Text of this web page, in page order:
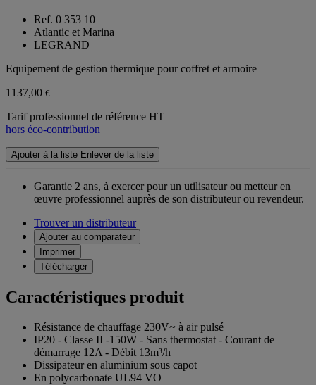
Ref. 0 353 10
Atlantic et Marina
LEGRAND
Equipement de gestion thermique pour coffret et armoire
1137,00 €
Tarif professionnel de référence HT
hors éco-contribution
Ajouter à la liste Enlever de la liste
Garantie 2 ans, à exercer pour un utilisateur ou metteur en
œuvre professionnel auprès de son distributeur ou revendeur.
Trouver un distributeur
Ajouter au comparateur
Imprimer
Télécharger
Caractéristiques produit
Résistance de chauffage 230V~ à air pulsé
IP20 - Classe II -150W - Sans thermostat - Courant de
démarrage 12A - Débit 13m³/h
Dissipateur en aluminium sous capot
En polycarbonate UL94 VO